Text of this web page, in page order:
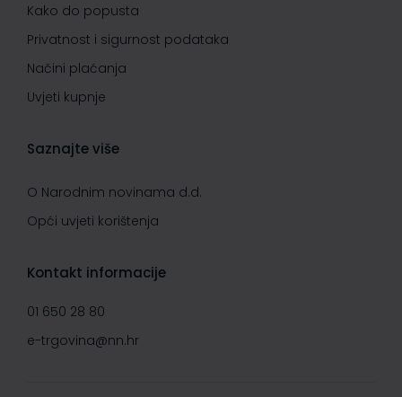
Kako do popusta
Privatnost i sigurnost podataka
Načini plaćanja
Uvjeti kupnje
Saznajte više
O Narodnim novinama d.d.
Opći uvjeti korištenja
Kontakt informacije
01 650 28 80
e-trgovina@nn.hr